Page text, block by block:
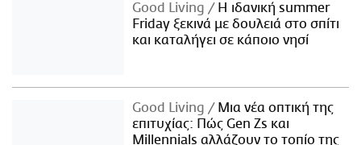
Good Living
Η ιδανική summer
Friday ξεκινά με δουλειά στο σπίτι
και καταλήγει σε κάποιο νησί
Good Living
Μια νέα οπτική της
επιτυχίας: Πώς Gen Zs και
Millennials αλλάζουν το τοπίο της